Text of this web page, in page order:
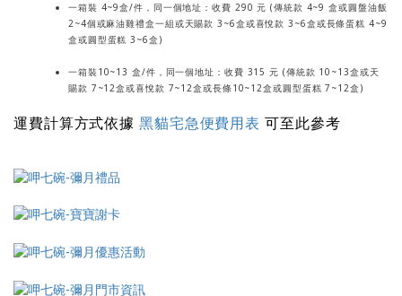
一箱裝 4~9盒/件，同一個地址：收費 290 元 (傳統款 4~9 盒或圓盤油飯
2~4個或麻油雞禮盒一組或天賜款 3~6盒或喜悅款 3~6盒或長條蛋糕 4~9
盒或圓型蛋糕 3~6盒)
一箱裝10~13 盒/件，同一個地址：收費 315 元 (傳統款 10~13盒或天
賜款 7~12盒或喜悅款 7~12盒或長條10~12盒或圓型蛋糕 7~12盒)
運費計算方式依據 黑貓宅急便費用表 可至此參考